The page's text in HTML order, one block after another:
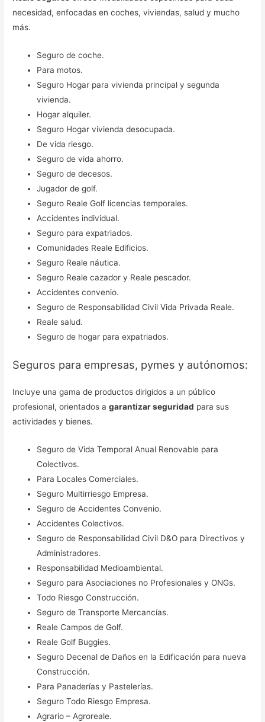
necesidad, enfocadas en coches, viviendas, salud y mucho
más.
Seguro de coche.
Para motos.
Seguro Hogar para vivienda principal y segunda
vivienda.
Hogar alquiler.
Seguro Hogar vivienda desocupada.
De vida riesgo.
Seguro de vida ahorro.
Seguro de decesos.
Jugador de golf.
Seguro Reale Golf licencias temporales.
Accidentes individual.
Seguro para expatriados.
Comunidades Reale Edificios.
Seguro Reale náutica.
Seguro Reale cazador y Reale pescador.
Accidentes convenio.
Seguro de Responsabilidad Civil Vida Privada Reale.
Reale salud.
Seguro de hogar para expatriados.
Seguros para empresas, pymes y autónomos:
Incluye una gama de productos dirigidos a un público
profesional, orientados agarantizar seguridad para sus
actividades y bienes.
Seguro de Vida Temporal Anual Renovable para
Colectivos.
Para Locales Comerciales.
Seguro Multirriesgo Empresa.
Seguro de Accidentes Convenio.
Accidentes Colectivos.
Seguro de Responsabilidad Civil D&O para Directivos y
Administradores.
Responsabilidad Medioambiental.
Seguro para Asociaciones no Profesionales y ONGs.
Todo Riesgo Construcción.
Seguro de Transporte Mercancías.
Reale Campos de Golf.
Reale Golf Buggies.
Seguro Decenal de Daños en la Edificación para nueva
Construcción.
Para Panaderías y Pastelerías.
Seguro Todo Riesgo Empresa.
Agrario – Agroreale.